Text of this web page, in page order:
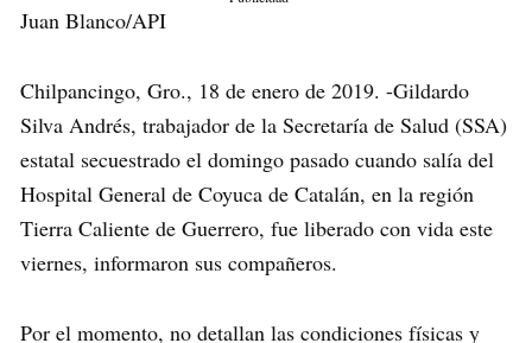
Juan Blanco/API
Chilpancingo, Gro., 18 de enero de 2019. -Gildardo
Silva Andrés, trabajador de la Secretaría de Salud (SSA)
estatal secuestrado el domingo pasado cuando salía del
Hospital General de Coyuca de Catalán, en la región
Tierra Caliente de Guerrero, fue liberado con vida este
viernes, informaron sus compañeros.
Por el momento, no detallan las condiciones físicas y